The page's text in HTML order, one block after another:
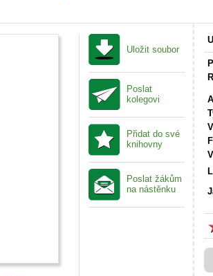
Uložit soubor
Poslat
kolegovi
Přidat do své
knihovny
Poslat žákům
na nástěnku